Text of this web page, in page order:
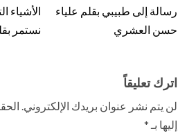
رسالة إلى طبيبي بقلم علياء
حسن العشري
الأشياء
نستمر
اترك تعليقاً
لن يتم نشر عنوان بريدك الإلكتروني.
إليها بـ *